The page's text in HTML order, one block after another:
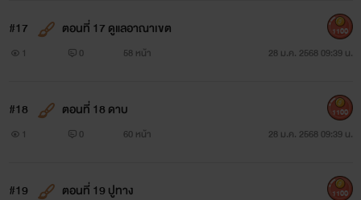
#17 ตอนที่ 17 ดูแลอาณาเขต
1 0 58 หน้า 28 ม.ค. 2568 09:39 น.
1100
#18 ตอนที่ 18 ดาบ
1 0 60 หน้า 28 ม.ค. 2568 09:39 น.
1100
#19 ตอนที่ 19 ปูทาง 1100